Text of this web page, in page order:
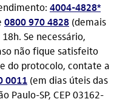
4004-4828*
0800 970 4828 (demais
Se necessário,
não fique satisfeito
do protocolo, contate a
0011 (em dias úteis das
Paulo-SP, CEP 03162-